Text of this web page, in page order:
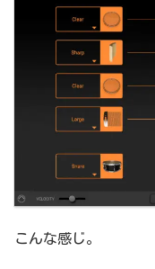
こんな感じ。